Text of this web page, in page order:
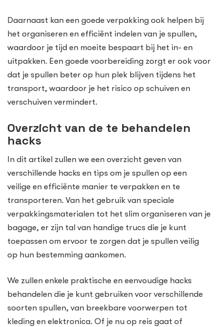
Daarnaast kan een goede verpakking ook helpen bij
het organiseren en efficiënt indelen van je spullen,
waardoor je tijd en moeite bespaart bij het in- en
uitpakken. Een goede voorbereiding zorgt er ook voor
dat je spullen beter op hun plek blijven tijdens het
transport, waardoor je het risico op schuiven en
verschuiven vermindert.
Overzicht van de te behandelen
hacks
In dit artikel zullen we een overzicht geven van
verschillende hacks en tips om je spullen op een
veilige en efficiënte manier te verpakken en te
transporteren. Van het gebruik van speciale
verpakkingsmaterialen tot het slim organiseren van je
bagage, er zijn tal van handige trucs die je kunt
toepassen om ervoor te zorgen dat je spullen veilig
op hun bestemming aankomen.
We zullen enkele praktische en eenvoudige hacks
behandelen die je kunt gebruiken voor verschillende
soorten spullen, van breekbare voorwerpen tot
kleding en elektronica. Of je nu op reis gaat of